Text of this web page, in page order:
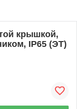
крышкой,
IP65 (ЭТ)